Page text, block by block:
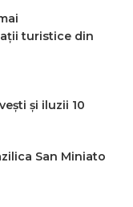
turistice din
și iluzii 10
San Miniato